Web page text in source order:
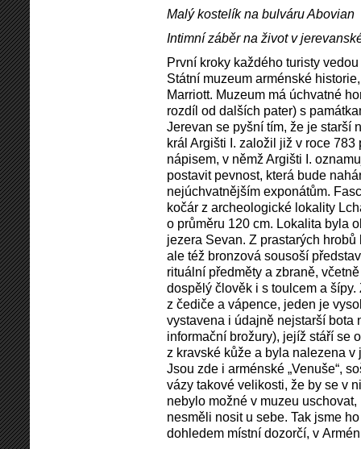
Malý kostelík na bulváru Abovian
Intimní záběr na život v
První kroky každého turisty
Státní muzeum arménské
Marriott. Muzeum má úchvatné
rozdíl od dalších pater) s
Jerevan se pyšní tím, že je starší
král Argišti I. založil již v roce
nápisem, v němž Argišti I.
postavit pevnost, která bude
nejúchvatnějším exponátům.
kočár z archeologické lokality
o průměru 120 cm. Lokalita byla
jezera Sevan. Z prastarých
ale též bronzová sousoší
rituální předměty a zbraně,
dospělý člověk i s toulcem a
z čediče a vápence, jeden je
vystavena i údajně nejstarší bota
informační brožury), jejíž stáří se
z kravské kůže a byla nalezena
Jsou zde i arménské „Venuše“,
vázy takové velikosti, že by se v
nebylo možné v muzeu
nesměli nosit u sebe. Tak jsme
dohledem místní dozorčí, v